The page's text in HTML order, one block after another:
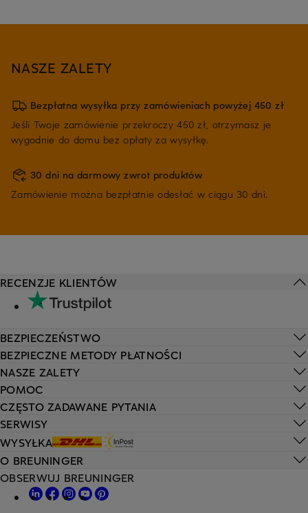
NASZE ZALETY
Bezpłatna wysyłka przy zamówieniach powyżej 450 zł
Jeśli Twoje zamówienie przekroczy 450 zł, otrzymasz je
wygodnie do domu bez opłaty za wysyłkę.
30 dni na darmowy zwrot produktów
Zamówienie można bezpłatnie odesłać w ciągu 30 dni.
POMOC
CZĘSTO ZADAWANE PYTANIA
SERWISY
WYSYŁKA
RECENZJE KLIENTÓW
BEZPIECZEŃSTWO
BEZPIECZNE METODY PŁATNOŚCI
NASZE ZALETY
O BREUNINGER
OBSERWUJ BREUNINGER